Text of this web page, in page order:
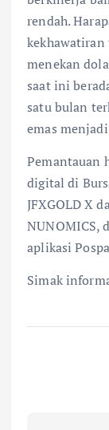
rendah.
menekan
saat ini
satu bulan
emas
Pemantauan
digital di
JFXGOLD X
NUNOMICS,
aplikasi
Simak